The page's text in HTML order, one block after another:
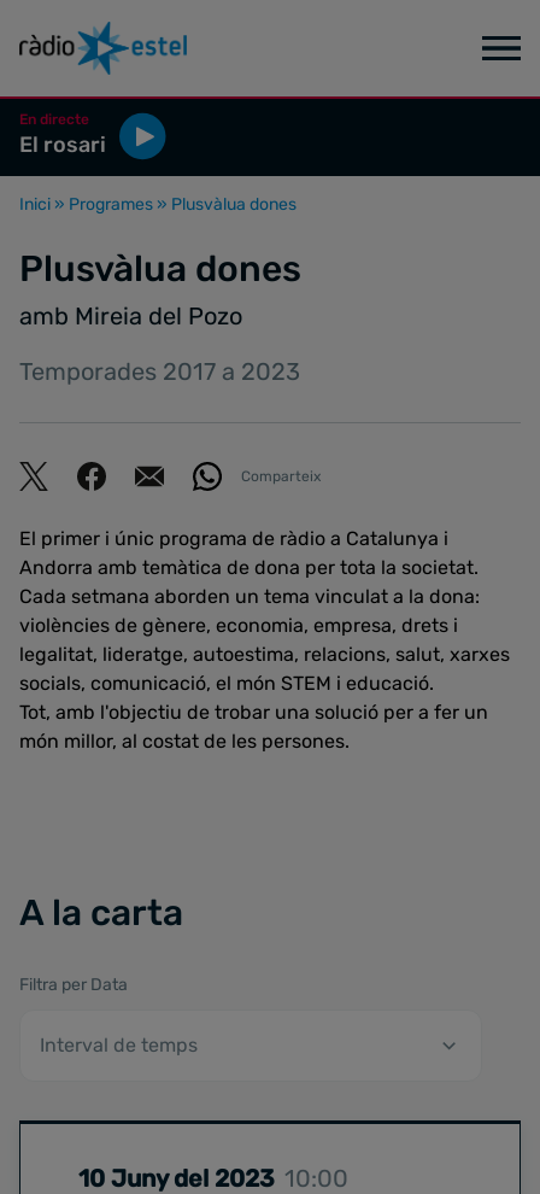
En directe
El rosari
Inici » Programes » Plusvàlua dones
Plusvàlua dones
amb Mireia del Pozo
Temporades 2017 a 2023
Comparteix
El primer i únic programa de ràdio a Catalunya i
Andorra amb temàtica de dona per tota la societat.
Cada setmana aborden un tema vinculat a la dona:
violències de gènere, economia, empresa, drets i
legalitat, lideratge, autoestima, relacions, salut, xarxes
socials, comunicació, el món STEM i educació.
Tot, amb l'objectiu de trobar una solució per a fer un
món millor, al costat de les persones.
A la carta
10 Juny del 2023 10:00
Filtra per Data